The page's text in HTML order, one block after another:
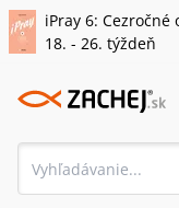
iPray 6: Cezročné
18. - 26. týždeň